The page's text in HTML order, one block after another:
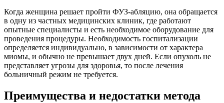
Когда женщина решает пройти ФУЗ-абляцию, она обращается
в одну из частных медицинских клиник, где работают
опытные специалисты и есть необходимое оборудование для
проведения процедуры. Необходимость госпитализации
определяется индивидуально, в зависимости от характера
миомы, и обычно не превышает двух дней. Если опухоль не
представляет угрозы для здоровья, то после лечения
больничный режим не требуется.
Преимущества и недостатки метода